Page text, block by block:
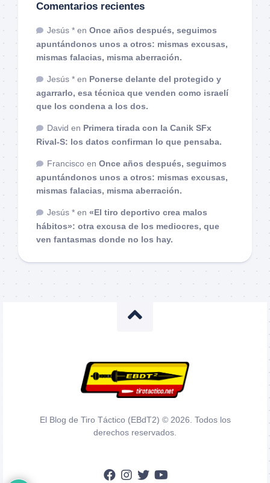
Comentarios recientes
Jesús * en Once años después, seguimos
apuntándonos unos a otros: mismas excusas,
mismas falacias, misma aberración.
Jesús * en Ponerse delante del protegido y
agarrarlo, esa técnica que venden como israelí
que los condena a los dos.
David en Primera tirada con la Canik SFx
Rival-S: los datos confirman lo que pensaba.
Francisco en Once años después, seguimos
apuntándonos unos a otros: mismas excusas,
mismas falacias, misma aberración.
Jesús * en «El tiro deportivo crea malos
hábitos»: otra excusa de los mediocres, que
ven fantasmas donde no los hay.
El Blog de Tiro Táctico (EBdT2) © 2026. Todos los
derechos reservados.